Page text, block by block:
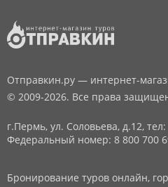
Отправкин.ру — интернет-
© 2009-2026. Все права
г.Пермь, ул. Соловьева, д.12,
Федеральный номер: 8 800 700
Бронирование туров онлайн,